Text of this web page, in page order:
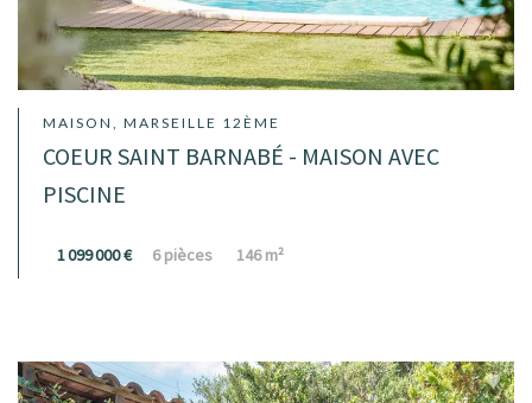
MAISON, MARSEILLE 12ÈME
COEUR SAINT BARNABÉ - MAISON AVEC
PISCINE
1 099 000 € 6 pièces 146 m²